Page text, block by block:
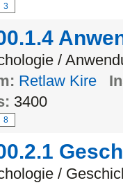
3
/
Retlaw Kire
3400
8
/